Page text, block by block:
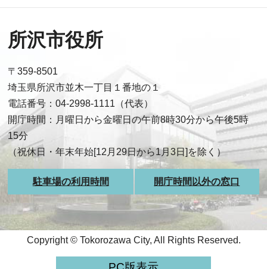
所沢市役所
〒359-8501
埼玉県所沢市並木一丁目１番地の１
電話番号：04-2998-1111（代表）
開庁時間：月曜日から金曜日の午前8時30分から午後5時
15分
（祝休日・年末年始[12月29日から1月3日]を除く）
駐車場の利用時間 開庁時間以外の窓口
Copyright © Tokorozawa City, All Rights Reserved.